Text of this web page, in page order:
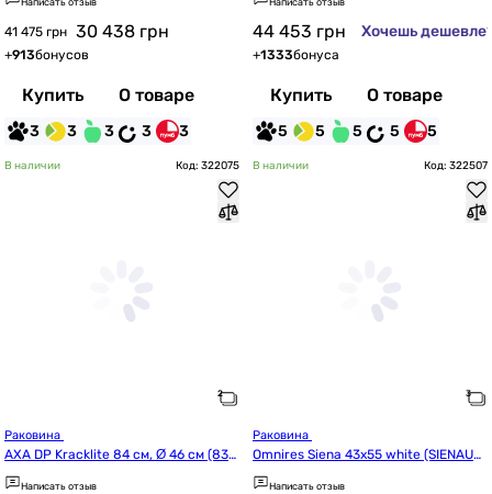
Написать отзыв
41 475 грн 30 438 грн
+913бонусов
Купить О товаре
3 3 3 3 3
Написать отзыв
44 453 грн Хочешь
+1333бонуса
Купить О товаре
5 5 5 5 5
В наличии Код: 322075
AXA DP Kracklite 84 см, Ø 46 см (833
0001K)
Написать отзыв
В наличии Код: 322507
Omnires Siena 43x55 white (SIENAUW
BOBP)
Написать отзыв